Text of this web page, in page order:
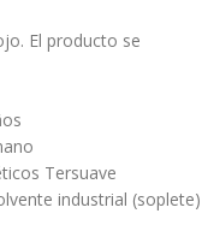
El producto se
Tersuave
industrial (soplete)